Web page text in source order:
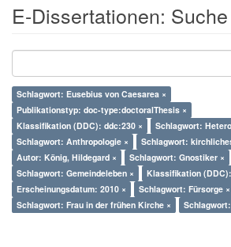
E-Dissertationen: Suche
Schlagwort: Eusebius von Caesarea ×
Publikationstyp: doc-type:doctoralThesis ×
Klassifikation (DDC): ddc:230 ×
Schlagwort:
Schlagwort: Anthropologie ×
Schlagwort:
Autor: König, Hildegard ×
Schlagwort: Gnostiker ×
Schlagwort: Gemeindeleben ×
Klassifikation
Erscheinungsdatum: 2010 ×
Schlagwort: Fürsorge ×
Schlagwort: Frau in der frühen Kirche ×